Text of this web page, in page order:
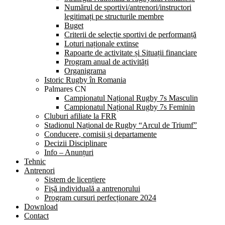
Numărul de sportivi/antrenori/instructori
legitimați pe structurile membre
Buget
Criterii de selecție sportivi de performanță
Loturi naționale extinse
Rapoarte de activitate și Situații financiare
Program anual de activități
Organigrama
Istoric Rugby în Romania
Palmares CN
Campionatul Național Rugby 7s Masculin
Campionatul Național Rugby 7s Feminin
Cluburi afiliate la FRR
Stadionul Național de Rugby “Arcul de Triumf”
Conducere, comisii și departamente
Decizii Disciplinare
Info – Anunțuri
Tehnic
Antrenori
Sistem de licențiere
Fișă individuală a antrenorului
Program cursuri perfecționare 2024
Download
Contact